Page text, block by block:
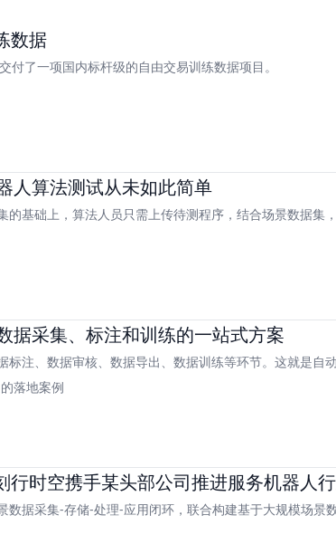
数据
了一项国内标杆级的自由交易训练数据项目。
人算法测试从未如此简单
基础上，算法人员只需上传待测程序，结合场景数据集
据采集、标注和训练的一站式方案
注、数据审核、数据导出、数据训练等环节。这就是自
落地案例
时空携手某头部公司推进服务机器人
据采集-存储-处理-应用闭环，联合构建基于大规模场景